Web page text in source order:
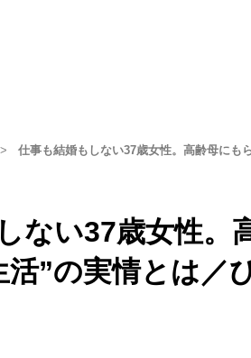
仕事も結婚もしない37歳女性。高齢母にも
ない37歳女性。
活”の実情とは／